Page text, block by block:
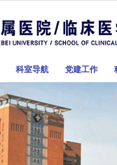
科室导航 党建工作